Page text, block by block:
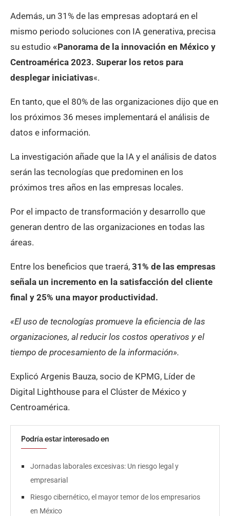
Además, un 31% de las empresas adoptará en el
mismo periodo soluciones con IA generativa, precisa
su estudio «Panorama de la innovación en México y
Centroamérica 2023. Superar los retos para
desplegar iniciativas«.
En tanto, que el 80% de las organizaciones dijo que en
los próximos 36 meses implementará el análisis de
datos e información.
La investigación añade que la IA y el análisis de datos
serán las tecnologías que predominen en los
próximos tres años en las empresas locales.
Por el impacto de transformación y desarrollo que
generan dentro de las organizaciones en todas las
áreas.
Entre los beneficios que traerá, 31% de las empresas
señala un incremento en la satisfacción del cliente
final y 25% una mayor productividad.
«El uso de tecnologías promueve la eficiencia de las
organizaciones, al reducir los costos operativos y el
tiempo de procesamiento de la información».
Explicó Argenis Bauza, socio de KPMG, Líder de
Digital Lighthouse para el Clúster de México y
Centroamérica.
Podría estar interesado en
Jornadas laborales excesivas: Un riesgo legal y
empresarial
Riesgo cibernético, el mayor temor de los empresarios
en México